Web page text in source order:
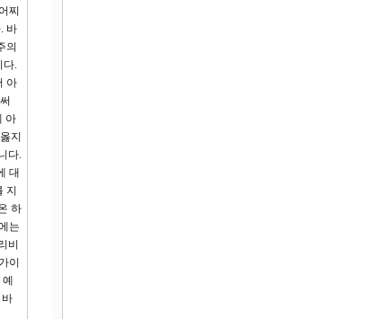
찌
바
의
다.
아
아
지
다.
대
지
하
는
비
이
바